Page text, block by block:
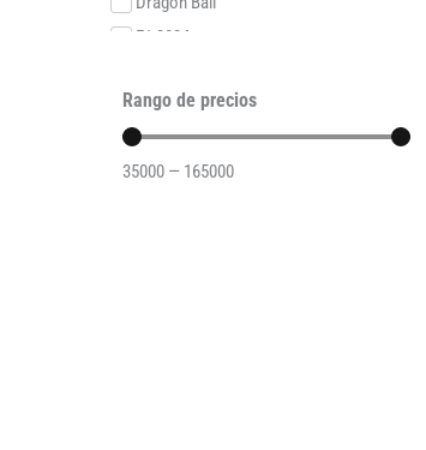
F1 2024
F1 2025O
F1 2026
F1 2026O
Rango de precios
35000 — 165000